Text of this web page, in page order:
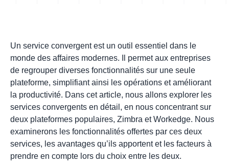
Un service convergent est un outil essentiel dans le
monde des affaires modernes. Il permet aux entreprises
de regrouper diverses fonctionnalités sur une seule
plateforme, simplifiant ainsi les opérations et améliorant
la productivité. Dans cet article, nous allons explorer les
services convergents en détail, en nous concentrant sur
deux plateformes populaires, Zimbra et Workedge. Nous
examinerons les fonctionnalités offertes par ces deux
services, les avantages qu’ils apportent et les facteurs à
prendre en compte lors du choix entre les deux.